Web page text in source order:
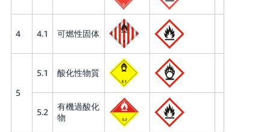
4 4.1 可燃性固体
5
5.1 酸化性物質
5.2
有機過酸化
物